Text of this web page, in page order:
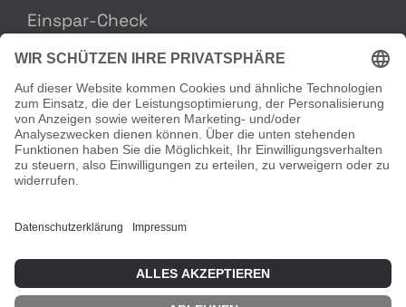
Einspar-Check
Rechtliches
Impressum
Datenschutzerklärung
Cookie-Einstellungen
Partnerschaft